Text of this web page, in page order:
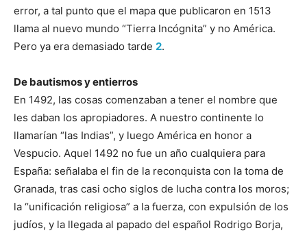
error, a tal punto que el mapa que publicaron en 1513
llama al nuevo mundo “Tierra Incógnita” y no América.
Pero ya era demasiado tarde 2.
De bautismos y entierros
En 1492, las cosas comenzaban a tener el nombre que
les daban los apropiadores. A nuestro continente lo
llamarían “las Indias”, y luego América en honor a
Vespucio. Aquel 1492 no fue un año cualquiera para
España: señalaba el fin de la reconquista con la toma de
Granada, tras casi ocho siglos de lucha contra los moros;
la “unificación religiosa” a la fuerza, con expulsión de los
judíos, y la llegada al papado del español Rodrigo Borja,